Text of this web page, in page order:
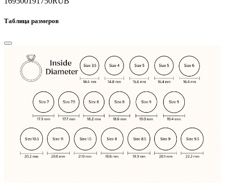
Таблица размеров